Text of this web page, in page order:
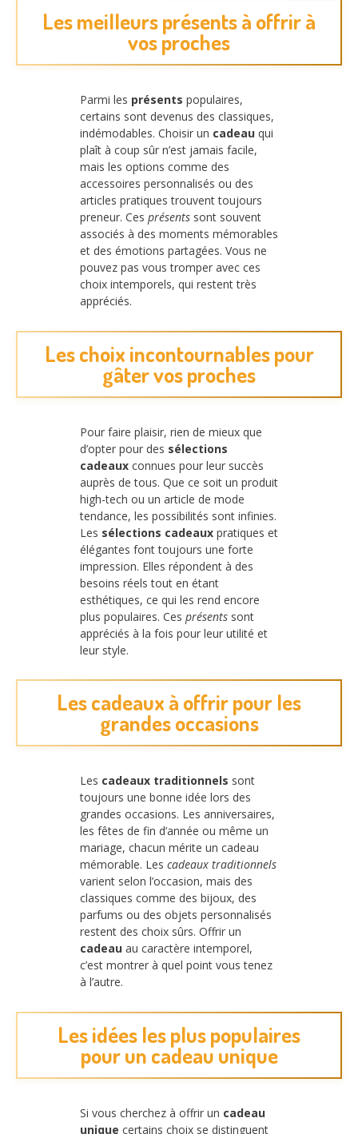
Les meilleurs présents à offrir à
vos proches
Parmi les présents populaires,
certains sont devenus des classiques,
indémodables. Choisir un cadeau qui
plaît à coup sûr n’est jamais facile,
mais les options comme des
accessoires personnalisés ou des
articles pratiques trouvent toujours
preneur. Ces présents sont souvent
associés à des moments mémorables
et des émotions partagées. Vous ne
pouvez pas vous tromper avec ces
choix intemporels, qui restent très
appréciés.
Les choix incontournables pour
gâter vos proches
Pour faire plaisir, rien de mieux que
d’opter pour des sélections
cadeaux connues pour leur succès
auprès de tous. Que ce soit un produit
high-tech ou un article de mode
tendance, les possibilités sont infinies.
Les sélections cadeaux pratiques et
élégantes font toujours une forte
impression. Elles répondent à des
besoins réels tout en étant
esthétiques, ce qui les rend encore
plus populaires. Ces présents sont
appréciés à la fois pour leur utilité et
leur style.
Les cadeaux à offrir pour les
grandes occasions
Les cadeaux traditionnels sont
toujours une bonne idée lors des
grandes occasions. Les anniversaires,
les fêtes de fin d’année ou même un
mariage, chacun mérite un cadeau
mémorable. Les cadeaux traditionnels
varient selon l’occasion, mais des
classiques comme des bijoux, des
parfums ou des objets personnalisés
restent des choix sûrs. Offrir un
cadeau au caractère intemporel,
c’est montrer à quel point vous tenez
à l’autre.
Les idées les plus populaires
pour un cadeau unique
Si vous cherchez à offrir un cadeau
unique certains choix se distinguent